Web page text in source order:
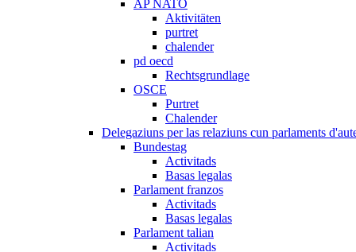
AP NATO
Aktivitäten
purtret
chalender
pd oecd
Rechtsgrundlage
OSCE
Purtret
Chalender
Delegaziuns per las relaziuns cun parlaments
Bundestag
Activitads
Basas legalas
Parlament franzos
Activitads
Basas legalas
Parlament talian
Activitads